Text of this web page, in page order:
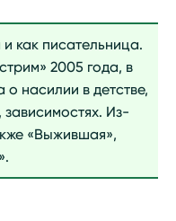
как писательница.
2005 года, в
насилии в детстве,
Из-
«Выжившая»,